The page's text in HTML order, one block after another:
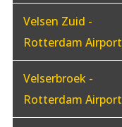
Velsen Zuid -
Rotterdam Airport
Velserbroek -
Rotterdam Airport